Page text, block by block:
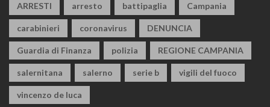
ARRESTI arresto battipaglia Campania
carabinieri coronavirus DENUNCIA
Guardia di Finanza polizia REGIONE CAMPANIA
salernitana salerno serie b vigili del fuoco
vincenzo de luca